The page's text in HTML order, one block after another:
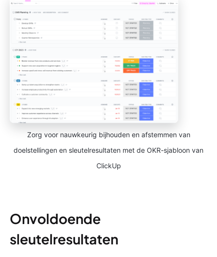
Zorg voor nauwkeurig bijhouden en afstemmen van
doelstellingen en sleutelresultaten met de OKR-sjabloon van
ClickUp
Onvoldoende
sleutelresultaten